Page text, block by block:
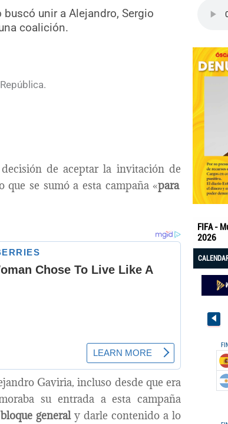
unir a Alejandro, Sergio
coalición.
de aceptar la invitación de
que se sumó a esta campaña «para
Gaviria, incluso desde que era
su entrada a esta campaña
bloque generaly darle contenido a lo